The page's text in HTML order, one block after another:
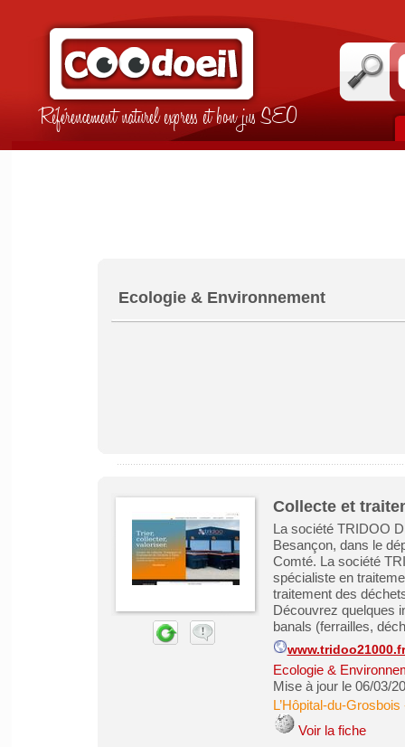
Référencement naturel express et bon jus SEO
Ecologie & Environnement
Collecte et
La société TRIDOO
Besançon, dans le
Comté. La société
spécialiste en
traitement des
Découvrez quelques
banals (ferrailles,
www.tridoo21000.fr
Ecologie &
Mise à jour le 06/03/
L’Hôpital-du-Grosbois
Voir la fiche